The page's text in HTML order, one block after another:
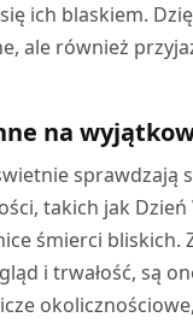
ich blaskiem.
ale również
na
sprawdzają
takich jak Dzień
śmierci bliskich.
i trwałość, są